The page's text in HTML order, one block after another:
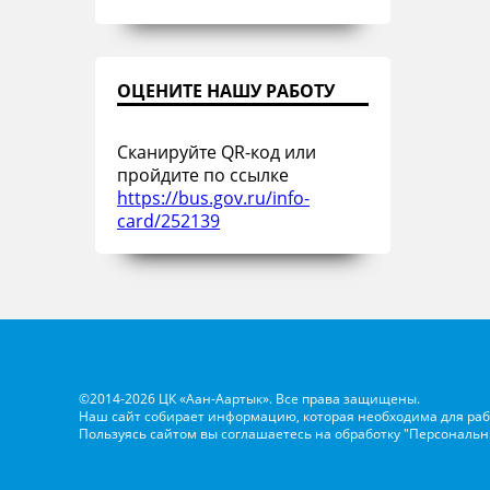
ОЦЕНИТЕ НАШУ РАБОТУ
Сканируйте QR-код или
пройдите по ссылке
https://bus.gov.ru/info-
card/252139
©2014-2026 ЦК «Аан-Аартык». Все права защищены.
Наш сайт собирает информацию, которая необходима для
Пользуясь сайтом вы соглашаетесь на обработку